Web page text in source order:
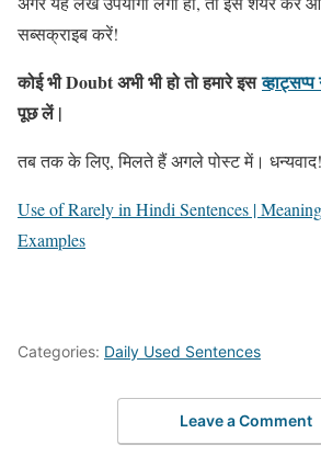
सब्सक्राइब करें!
कोई भी Doubt अभी भी हो तो हमारे इस
पूछ लें |
तब तक के लिए, मिलते हैं अगले पोस्ट में। धन्यवाद!
Use of Rarely in Hindi Sentences |
Examples
Categories: Daily Used Sentences
Leave a Comment